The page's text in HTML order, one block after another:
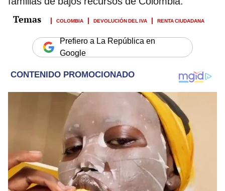
COLOMBIA DEVOLUCIÓN DEL IVA RENTA CIUDADANA
Prefiero a La República en
Google